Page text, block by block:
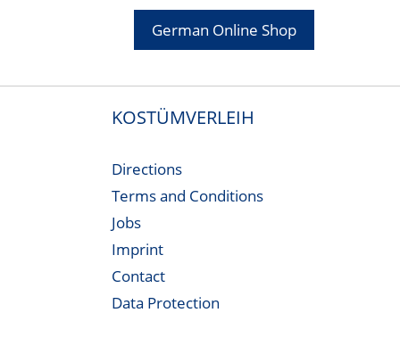
German Online Shop
KOSTÜMVERLEIH
Directions
Terms and Conditions
Jobs
Imprint
Contact
Data Protection